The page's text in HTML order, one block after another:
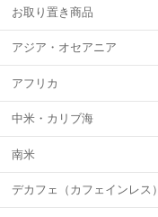
お取り置き商品
アジア・オセアニア
アフリカ
中米・カリブ海
南米
デカフェ（カフェインレス）